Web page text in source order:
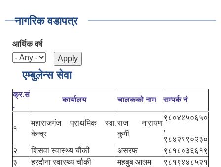
नागरिक वडापत्र
आर्थिक वर्ष
एम्बुलेन्स सेवा
क्र.सं
.
कार्यालय चालकको नाम सम्पर्क नं
१
महाराजगंज प्राथमिक स्वा.
केन्द्र
राज नारायण
कुर्मी
९८०४४५०६५०
,
९८४२९९०२३०
२
शिसवा स्वास्थ्य चौकी असरफ
९८१८०३६६१९
३
हरदौना स्वास्थ्य चौकी महबुब आलम ९८१९४४८५२१